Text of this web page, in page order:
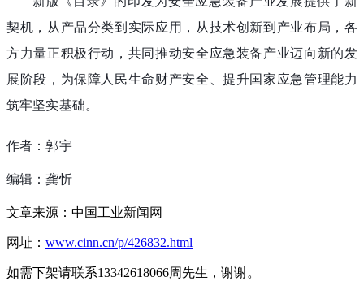
契机，从产品分类到实际应用，从技术创新到产业布局，各
方力量正积极行动，共同推动安全应急装备产业迈向新的发
展阶段，为保障人民生命财产安全、提升国家应急管理能力
筑牢坚实基础。
作者：郭宇
编辑：龚忻
文章来源：中国工业新闻网
网址： www.cinn.cn/p/426832.html
如需下架请联系13342618066周先生，谢谢。